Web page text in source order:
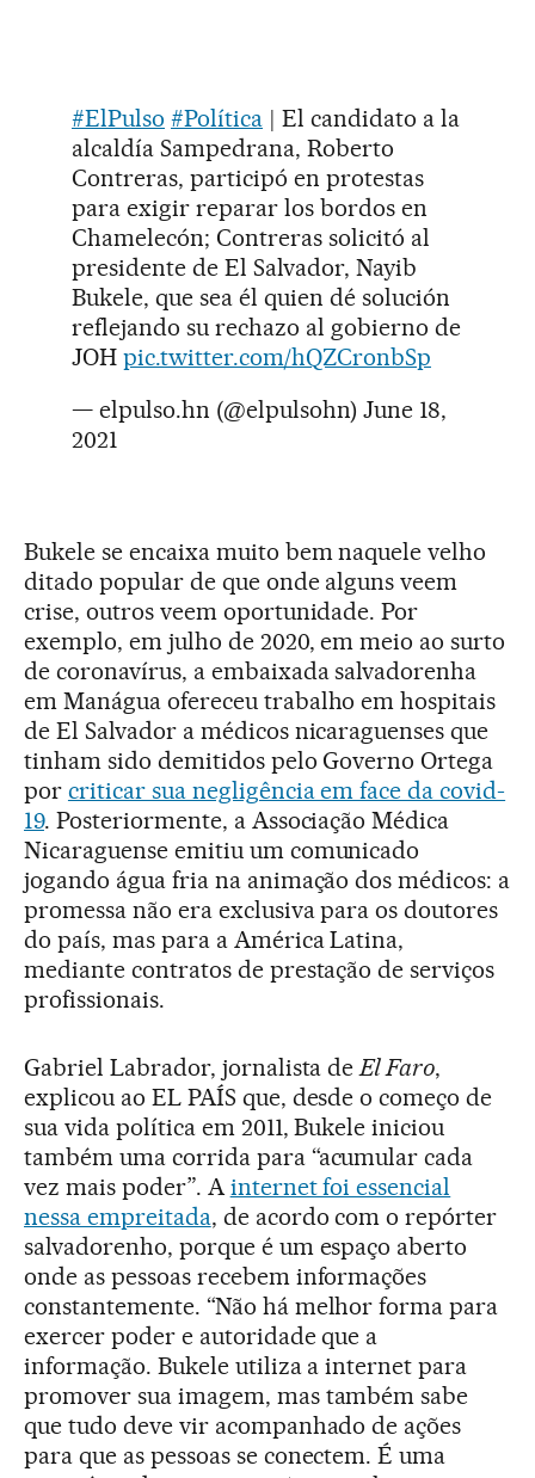
#ElPulso #Política | El candidato a la
alcaldía Sampedrana, Roberto
Contreras, participó en protestas
para exigir reparar los bordos en
Chamelecón; Contreras solicitó al
presidente de El Salvador, Nayib
Bukele, que sea él quien dé solución
reflejando su rechazo al gobierno de
JOH pic.twitter.com/hQZCronbSp
— elpulso.hn (@elpulsohn) June 18,
2021
Bukele se encaixa muito bem naquele velho
ditado popular de que onde alguns veem
crise, outros veem oportunidade. Por
exemplo, em julho de 2020, em meio ao surto
de coronavírus, a embaixada salvadorenha
em Manágua ofereceu trabalho em hospitais
de El Salvador a médicos nicaraguenses que
tinham sido demitidos pelo Governo Ortega
por criticar sua negligência em face da covid-
19. Posteriormente, a Associação Médica
Nicaraguense emitiu um comunicado
jogando água fria na animação dos médicos: a
promessa não era exclusiva para os doutores
do país, mas para a América Latina,
mediante contratos de prestação de serviços
profissionais.
Gabriel Labrador, jornalista deEl Faro,
explicou ao EL PAÍS que, desde o começo de
sua vida política em 2011, Bukele iniciou
também uma corrida para “acumular cada
vez mais poder”. Ainternet foi essencial
nessa empreitada, de acordo com o repórter
salvadorenho, porque é um espaço aberto
onde as pessoas recebem informações
constantemente. “Não há melhor forma para
exercer poder e autoridade que a
informação. Bukele utiliza a internet para
promover sua imagem, mas também sabe
que tudo deve vir acompanhado de ações
para que as pessoas se conectem. É uma